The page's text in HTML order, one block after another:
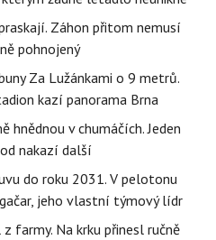
Záhon přitom nemusí
pohnojený
Za Lužánkami o 9 metrů.
kazí panorama Brna
hnědnou v chumáčích. Jeden
nakazí další
do roku 2031. V pelotonu
jeho vlastní týmový lídr
farmy. Na krku přinesl ručně